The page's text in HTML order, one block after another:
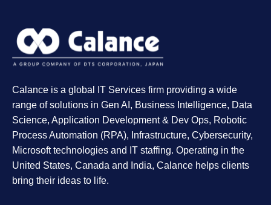
Calance is a global IT Services firm providing a wide
range of solutions in Gen AI, Business Intelligence, Data
Science, Application Development & Dev Ops, Robotic
Process Automation (RPA), Infrastructure, Cybersecurity,
Microsoft technologies and IT staffing. Operating in the
United States, Canada and India, Calance helps clients
bring their ideas to life.